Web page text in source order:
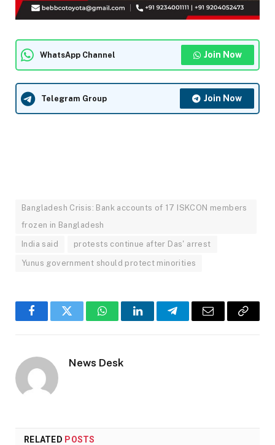
WhatsApp Channel Join Now
Telegram Group Join Now
Bangladesh Crisis: Bank accounts of 17 ISKCON members
frozen in Bangladesh
India said protests continue after Das' arrest
Yunus government should protect minorities
FacebookTwitter WhatsAppLinkedInTelegramEmail
Copy
News Desk
RELATED POSTS